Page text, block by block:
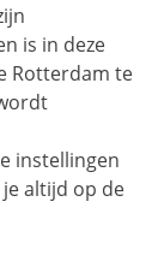
is in deze
Rotterdam te
instellingen
altijd op de